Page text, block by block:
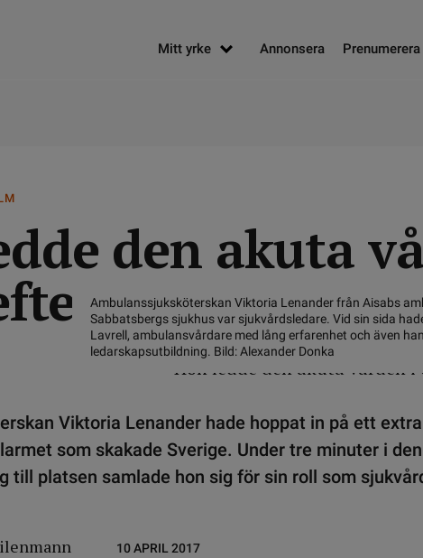
Mitt yrke Annonsera Prenumerera
den akuta
dådet
Ambulanssjuksköterskan Viktoria Lenander från Aisabs
Sabbatsbergs sjukhus var sjukvårdsledare. Vid sin sida
Lavrell, ambulansvårdare med lång erfarenhet och även han
ledarskapsutbildning. Bild: Alexander Donka
Viktoria Lenander hade hoppat in på ett
som skakade Sverige. Under tre minuter i
till platsen samlade hon sig för sin roll som
10 APRIL 2017